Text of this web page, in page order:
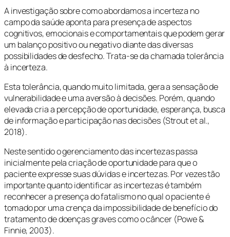
A investigação sobre como abordamos a incerteza no
campo da saúde aponta para presença de aspectos
cognitivos, emocionais e comportamentais que podem gerar
um balanço positivo ou negativo diante das diversas
possibilidades de desfecho. Trata-se da chamada tolerância
à incerteza.
Esta tolerância, quando muito limitada, gera a sensação de
vulnerabilidade e uma aversão à decisões. Porém, quando
elevada cria a percepção de oportunidade, esperança, busca
de informação e participação nas decisões (Strout et al.,
2018).
Neste sentido o gerenciamento das incertezas passa
inicialmente pela criação de oportunidade para que o
paciente expresse suas dúvidas e incertezas. Por vezes tão
importante quanto identificar as incertezas é também
reconhecer a presença do fatalismo no qual o paciente é
tomado por uma crença da impossibilidade de benefício do
tratamento de doenças graves como o câncer (Powe &
Finnie, 2003).